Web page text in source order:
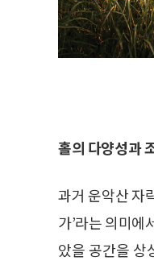
홀의 다양성과
과거 운악산 자
가’라는 의미에
았을 공간을 상